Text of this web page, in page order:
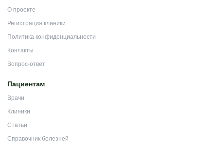
О проекте
Регистрация клиники
Политика конфиденциальности
Контакты
Вопрос-ответ
Пациентам
Врачи
Клиники
Статьи
Справочник болезней